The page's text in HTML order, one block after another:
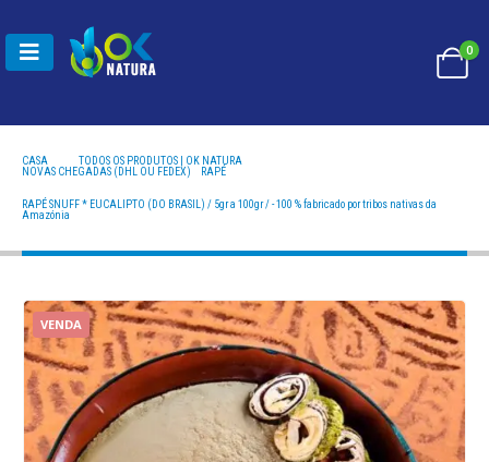
0
CASA
TODOS OS PRODUTOS | OK NATURA
NOVAS CHEGADAS (DHL OU FEDEX)
RAPÉ
RAPÉ SNUFF * EUCALIPTO (DO BRASIL) / 5GR A 100GR / - 100 % FABRICADO POR TRIBOS
RAPÉ SNUFF * EUCALIPTO (DO BRASIL) / 5gr a 100gr / - 100 % fabricado por tribos nativas da
Amazónia
VENDA